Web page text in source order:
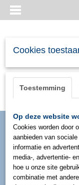
Cookies
Toestemming
Op deze website
Cookies worden door
aanbieden van
informatie en
media-, advertentie-
hoe u onze site
combinatie met